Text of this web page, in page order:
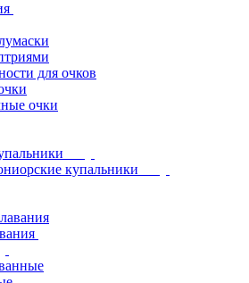
для очков
очки
купальники